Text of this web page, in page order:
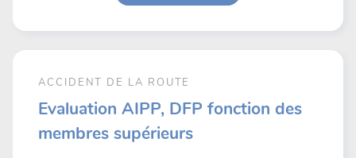
ACCIDENT DE LA ROUTE
Evaluation AIPP, DFP fonction des
membres supérieurs